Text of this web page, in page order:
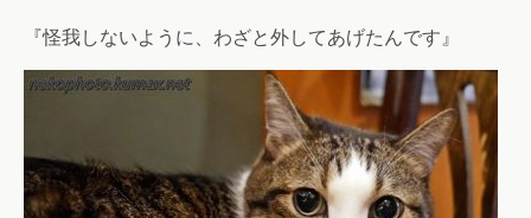
『怪我しないように、わざと外してあげたんです』